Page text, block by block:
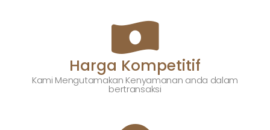
Harga Kompetitif
Kami Mengutamakan Kenyamanan anda dalam
bertransaksi